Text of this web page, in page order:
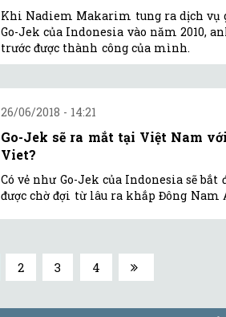
Khi Nadiem Makarim tung ra dịch vụ
Go-Jek của Indonesia vào năm 2010,
trước được thành công của mình.
26/06/2018 - 14:21
Go-Jek sẽ ra mắt tại Việt Nam
Viet?
Có vẻ như Go-Jek của Indonesia sẽ bắt
được chờ đợi từ lâu ra khắp Đông Nam
2 3 4